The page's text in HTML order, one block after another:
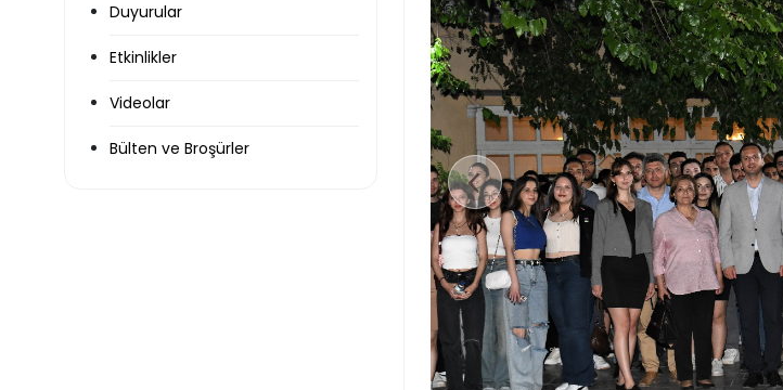
Duyurular
Etkinlikler
Videolar
Bülten ve Broşürler